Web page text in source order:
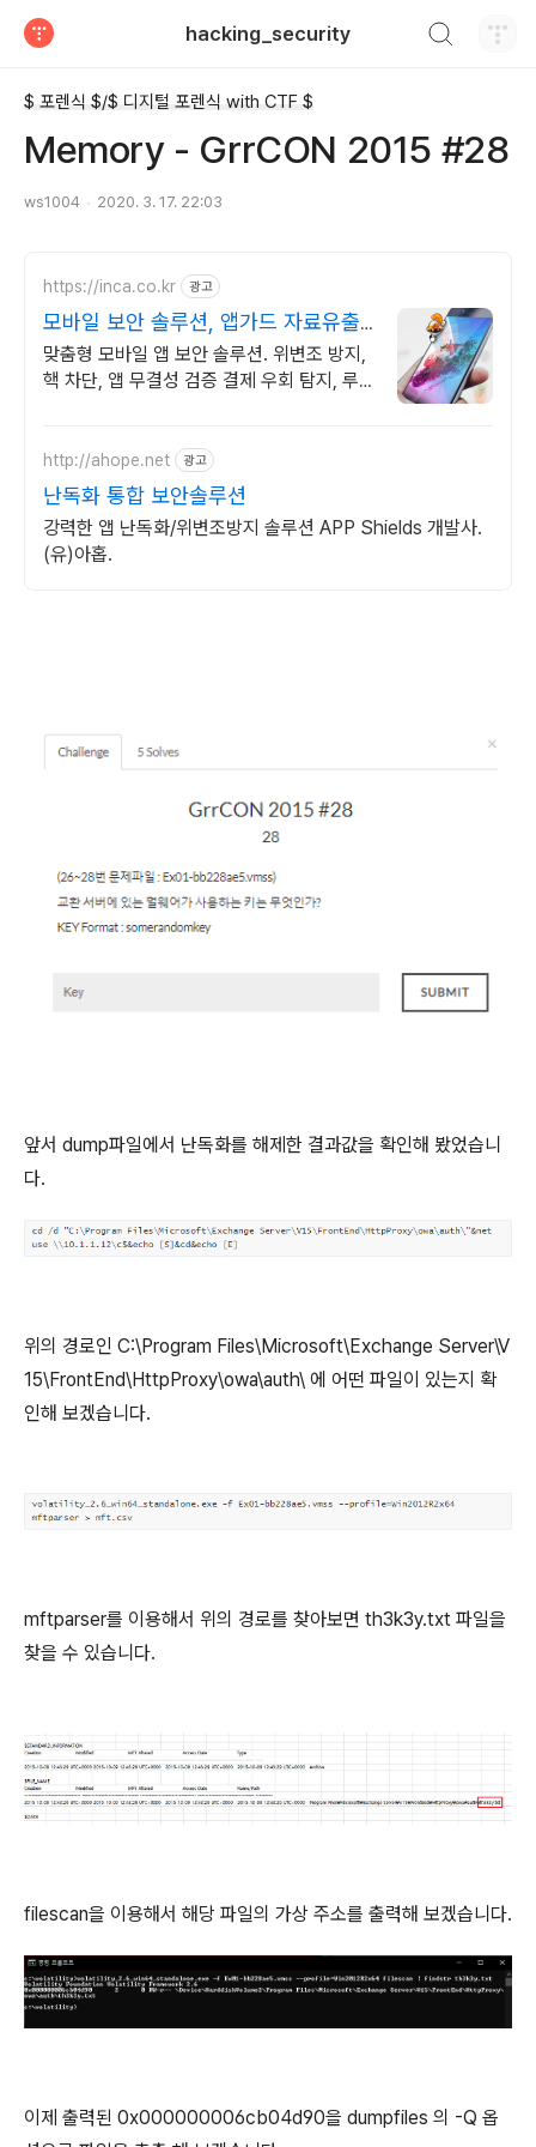
hacking_security
$ 포렌식 $/$ 디지털 포렌식 with CTF $
Memory - GrrCON 2015 #28
ws1004 2020. 3. 17. 22:03
https://inca.co.kr 광고
모바일 보안 솔루션, 앱가드 자료유출
원천 차단
맞춤형 모바일 앱 보안 솔루션. 위변조 방지,
핵 차단, 앱 무결성 검증 결제 우회 탐지, 루
http://ahope.net 광고
난독화 통합 보안솔루션
강력한 앱 난독화/위변조방지 솔루션 APP Shields 개발사.
(유)아홉.
앞서 dump파일에서 난독화를 해제한 결과값을 확인해 봤었습니
다.
위의 경로인 C:\Program Files\Microsoft\Exchange Server\V
15\FrontEnd\HttpProxy\owa\auth\ 에 어떤 파일이 있는지 확
인해 보겠습니다.
mftparser를 이용해서 위의 경로를 찾아보면 th3k3y.txt 파일을
찾을 수 있습니다.
filescan을 이용해서 해당 파일의 가상 주소를 출력해 보겠습니다.
이제 출력된 0x000000006cb04d90을 dumpfiles 의 -Q 옵